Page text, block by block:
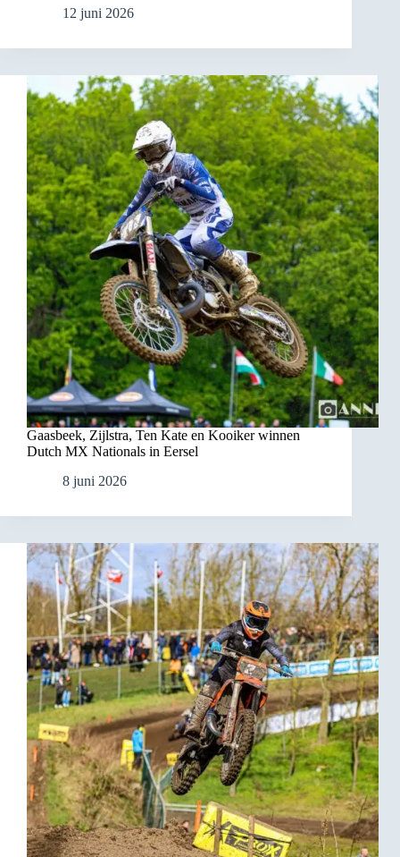
12 juni 2026
Gaasbeek, Zijlstra, Ten Kate en Kooiker winnen
Dutch MX Nationals in Eersel
8 juni 2026